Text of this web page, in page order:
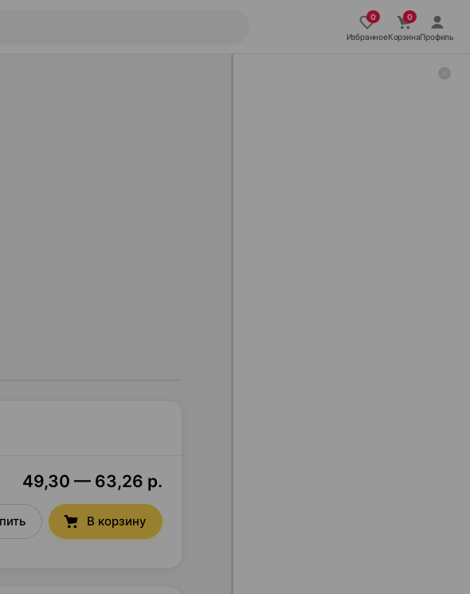
ИзбранноеКорзинаПрофиль
49,30 — 63,26 р.
В корзину